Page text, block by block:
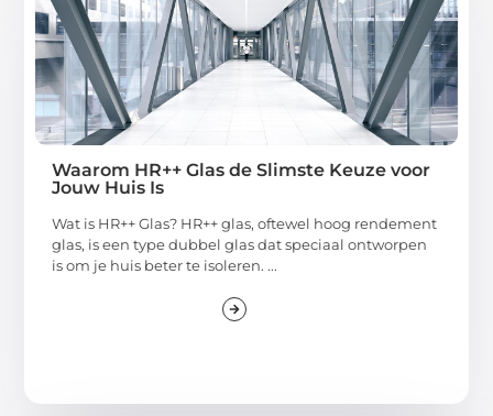
Waarom HR++ Glas de Slimste Keuze voor
Jouw Huis Is
Wat is HR++ Glas? HR++ glas, oftewel hoog rendement
glas, is een type dubbel glas dat speciaal ontworpen
is om je huis beter te isoleren. ...